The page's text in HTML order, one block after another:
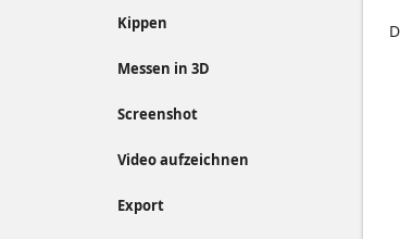
Kippen
Messen in 3D
Screenshot
Video aufzeichnen
Export